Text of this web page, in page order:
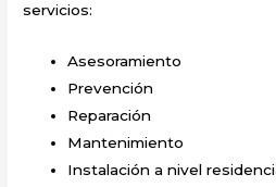
servicios:
Asesoramiento
Prevención
Reparación
Mantenimiento
Instalación a nivel